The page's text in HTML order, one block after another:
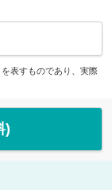
表すものであり、実際
)